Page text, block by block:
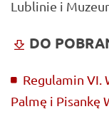
Lublinie i
DO
Regulamin VI.
Palmę i Pisankę